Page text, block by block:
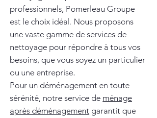
professionnels, Pomerleau Groupe
est le choix idéal. Nous proposons
une vaste gamme de services de
nettoyage pour répondre à tous vos
besoins, que vous soyez un particulier
ou une entreprise.
Pour un déménagement en toute
sérénité, notre service de ménage
après déménagement garantit que